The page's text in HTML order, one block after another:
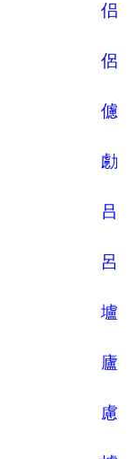
侣
侶
儢
勴
吕
呂
壚
廬
慮